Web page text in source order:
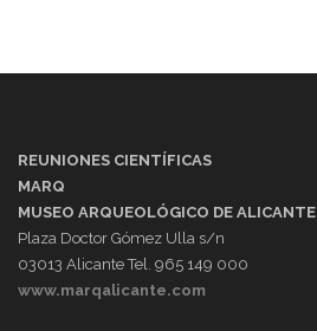
REUNIONES CIENTÍFICAS
MARQ
MUSEO ARQUEOLÓGICO DE ALICANTE
Plaza Doctor Gómez Ulla s/n
03013 Alicante Tel. 965 149 000
www.marqalicante.com